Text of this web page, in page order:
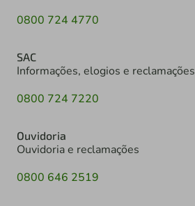
0800 724 4770
SAC
Informações, elogios e reclamações
0800 724 7220
Ouvidoria
Ouvidoria e reclamações
0800 646 2519